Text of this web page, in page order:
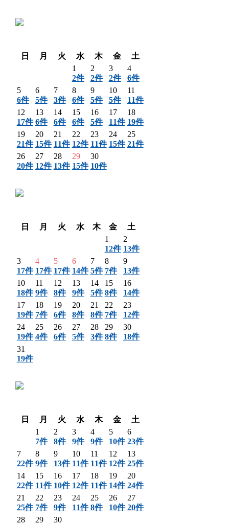
日
月 火 水 木 金
土
1
2件
2
2件
3
2件
4
6件
5
6件
6
5件
7
3件
8
6件
9
5件
10
5件
11
11件
12
17件
13
6件
14
6件
15
6件
16
5件
17
11件
18
19件
19
21件
20
15件
21
11件
22
12件
23
11件
24
15件
25
21件
26
20件
27
12件
28
13件
29
15件
30
10件
日
月 火 水 木 金
土
1
12件
2
13件
3
17件
4
17件
5
17件
6
14件
7
5件
8
7件
9
13件
10
18件
11
9件
12
8件
13
9件
14
5件
15
8件
16
14件
17
19件
18
7件
19
6件
20
8件
21
8件
22
7件
23
12件
24
19件
25
4件
26
6件
27
5件
28
3件
29
8件
30
18件
31
19件
日
月 火 水 木 金
土
1
7件
2
8件
3
9件
4
9件
5
10件
6
23件
7
22件
8
9件
9
13件
10
11件
11
11件
12
12件
13
25件
14
22件
15
11件
16
10件
17
12件
18
11件
19
14件
20
24件
21
25件
22
7件
23
9件
24
11件
25
8件
26
10件
27
20件
28
29 30